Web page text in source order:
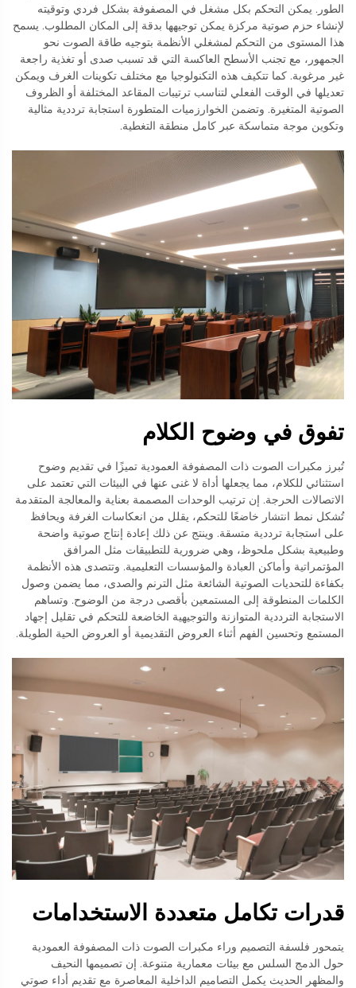
الطور. يمكن التحكم بكل مشغل في المصفوفة بشكل فردي وتوقيته
لإنشاء حزم صوتية مركزة يمكن توجيهها بدقة إلى المكان المطلوب. يسمح
هذا المستوى من التحكم لمشغلي الأنظمة بتوجيه طاقة الصوت نحو
الجمهور، مع تجنب الأسطح العاكسة التي قد تسبب صدى أو تغذية راجعة
غير مرغوبة. كما تتكيف هذه التكنولوجيا مع مختلف تكوينات الغرف ويمكن
تعديلها في الوقت الفعلي لتناسب ترتيبات المقاعد المختلفة أو الظروف
الصوتية المتغيرة. وتضمن الخوارزميات المتطورة استجابة ترددية مثالية
وتكوين موجة متماسكة عبر كامل منطقة التغطية.
تفوق في وضوح الكلام
تُبرز مكبرات الصوت ذات المصفوفة العمودية تميزًا في تقديم وضوح
استثنائي للكلام، مما يجعلها أداة لا غنى عنها في البيئات التي تعتمد على
الاتصالات الحرجة. إن ترتيب الوحدات المصممة بعناية والمعالجة المتقدمة
تُشكل نمط انتشار خاضعًا للتحكم، يقلل من انعكاسات الغرفة ويحافظ
على استجابة ترددية متسقة. وينتج عن ذلك إعادة إنتاج صوتية واضحة
وطبيعية بشكل ملحوظ، وهي ضرورية للتطبيقات مثل المرافق
المؤتمراتية وأماكن العبادة والمؤسسات التعليمية. وتتصدى هذه الأنظمة
بكفاءة للتحديات الصوتية الشائعة مثل الترنم والصدى، مما يضمن وصول
الكلمات المنطوقة إلى المستمعين بأقصى درجة من الوضوح. وتساهم
الاستجابة الترددية المتوازنة والتوجيهية الخاضعة للتحكم في تقليل إجهاد
المستمع وتحسين الفهم أثناء العروض التقديمية أو العروض الحية الطويلة.
قدرات تكامل متعددة الاستخدامات
يتمحور فلسفة التصميم وراء مكبرات الصوت ذات المصفوفة العمودية
حول الدمج السلس مع بيئات معمارية متنوعة. إن تصميمها النحيف
والمظهر الحديث يكمل التصاميم الداخلية المعاصرة مع تقديم أداء صوتي